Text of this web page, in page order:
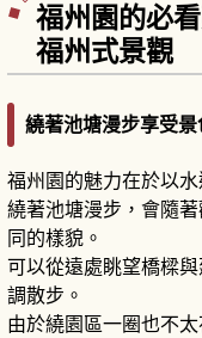
福州園的必
福州式景觀
繞著池塘漫步享受
福州園的魅力在於以
繞著池塘漫步，會隨
同的樣貌。
可以從遠處眺望橋樑
調散步。
由於繞園區一圈也不